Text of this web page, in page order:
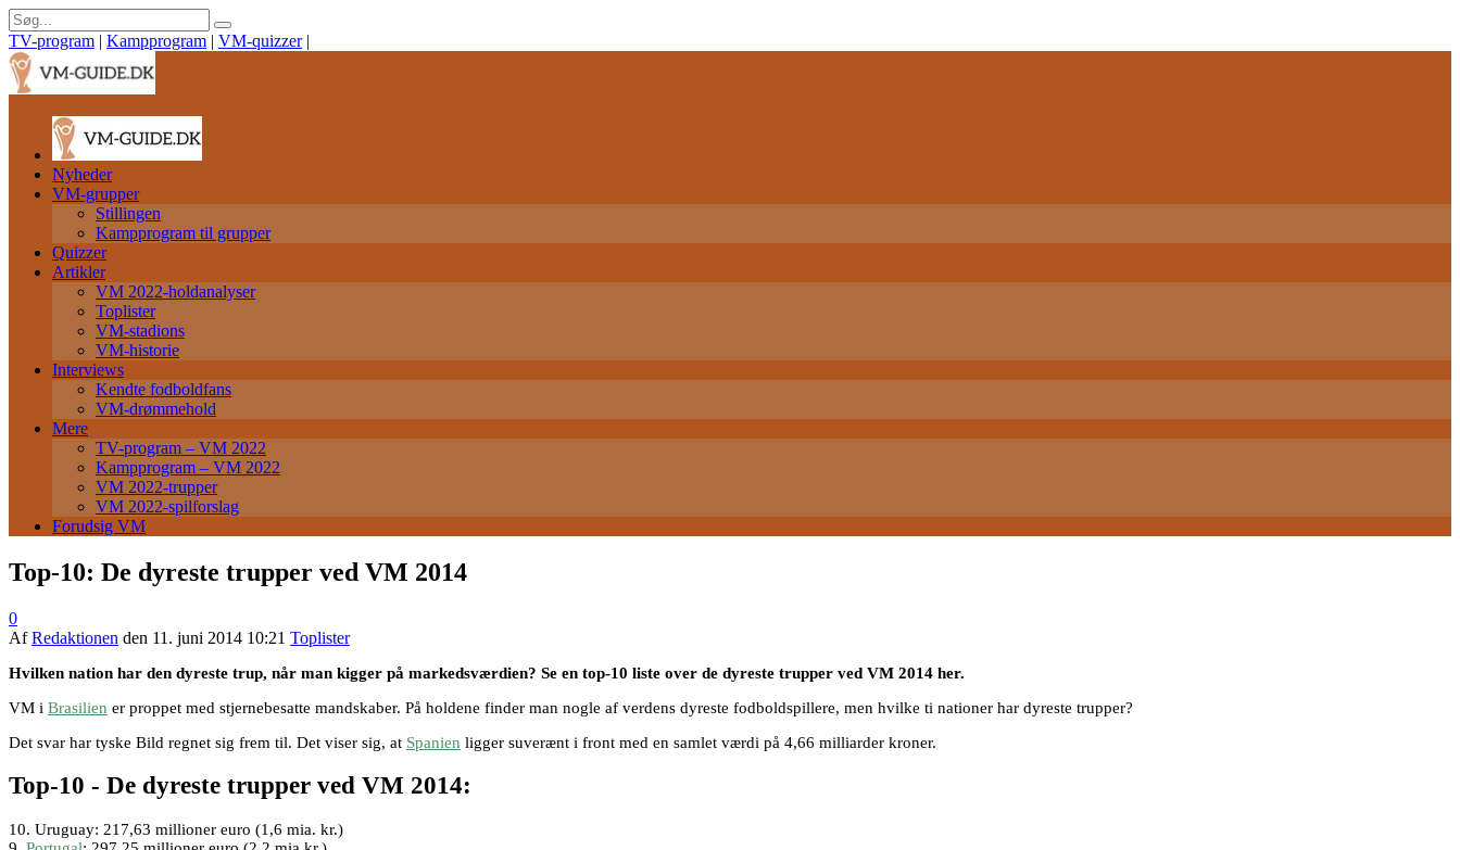
TV-program | Kampprogram | VM-quizzer |
Nyheder
VM-grupper
Stillingen
Kampprogram til grupper
Quizzer
Artikler
VM 2022-holdanalyser
Toplister
VM-stadions
VM-historie
Interviews
Kendte fodboldfans
VM-drømmehold
Mere
TV-program – VM 2022
Kampprogram – VM 2022
VM 2022-trupper
VM 2022-spilforslag
Forudsig VM
Top-10: De dyreste trupper ved VM 2014
0
AfRedaktionen den 11. juni 2014 10:21 Toplister
Hvilken nation har den dyreste trup, når man kigger på markedsværdien? Se en top-10 liste over de dyreste trupper ved VM 2014 her.
VM i Brasilien er proppet med stjernebesatte mandskaber. På holdene finder man nogle af verdens dyreste fodboldspillere, men hvilke ti nationer har dyreste trupper?
Det svar har tyske Bild regnet sig frem til. Det viser sig, at Spanien ligger suverænt i front med en samlet værdi på 4,66 milliarder kroner.
Top-10 - De dyreste trupper ved VM 2014:
10. Uruguay: 217,63 millioner euro (1,6 mia. kr.)